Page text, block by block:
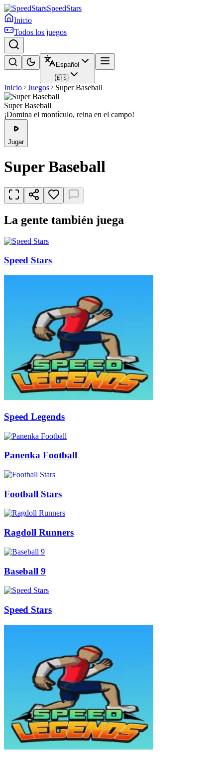
SpeedStars
Inicio
Todos los juegos
Español
🇪🇸
Inicio Juegos Super Baseball
Super Baseball
¡Domina el montículo, reina en el campo!
Jugar
Super Baseball
La gente también juega
Speed Stars
Speed Legends
Panenka Football
Football Stars
Ragdoll Runners
Baseball 9
Speed Stars